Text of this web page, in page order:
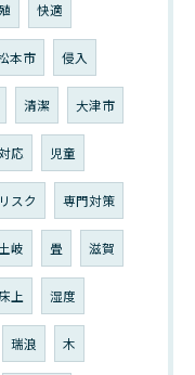
快適
本市 侵入
清潔 大津市
応 児童
スク 専門対策
土岐 畳 滋賀
床上 湿度
瑞浪 木